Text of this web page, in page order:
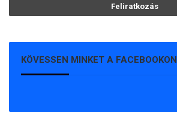
KÖVESSEN MINKET A FACEBOOKON